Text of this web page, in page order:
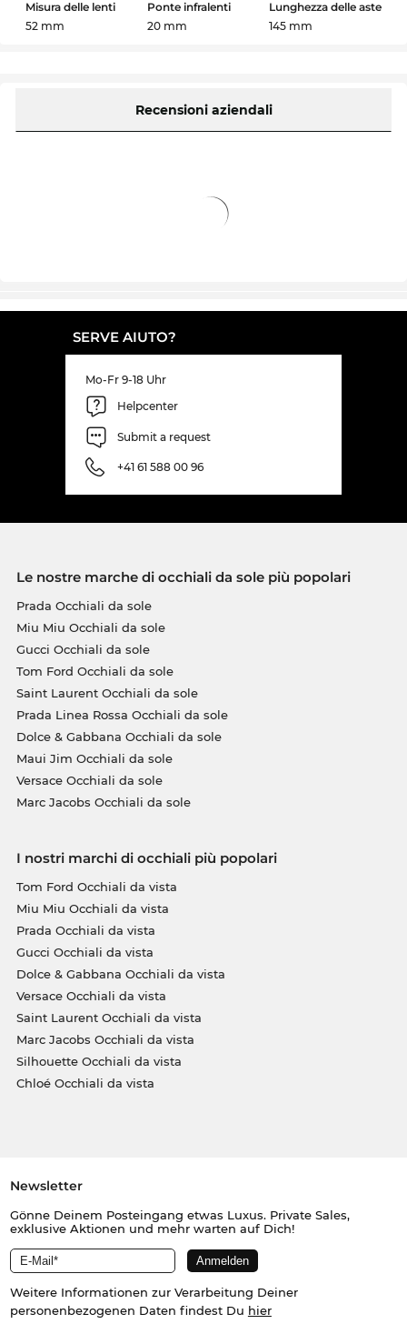
Misura delle lenti
52 mm
Ponte infralenti
20 mm
Lunghezza delle aste
145 mm
Recensioni aziendali
SERVE AIUTO?
Mo-Fr 9-18 Uhr
Helpcenter
Submit a request
+41 61 588 00 96
Le nostre marche di occhiali da sole più popolari
Prada Occhiali da sole
Miu Miu Occhiali da sole
Gucci Occhiali da sole
Tom Ford Occhiali da sole
Saint Laurent Occhiali da sole
Prada Linea Rossa Occhiali da sole
Dolce & Gabbana Occhiali da sole
Maui Jim Occhiali da sole
Versace Occhiali da sole
Marc Jacobs Occhiali da sole
I nostri marchi di occhiali più popolari
Tom Ford Occhiali da vista
Miu Miu Occhiali da vista
Prada Occhiali da vista
Gucci Occhiali da vista
Dolce & Gabbana Occhiali da vista
Versace Occhiali da vista
Saint Laurent Occhiali da vista
Marc Jacobs Occhiali da vista
Silhouette Occhiali da vista
Chloé Occhiali da vista
Newsletter
Gönne Deinem Posteingang etwas Luxus. Private Sales,
exklusive Aktionen und mehr warten auf Dich!
Weitere Informationen zur Verarbeitung Deiner
personenbezogenen Daten findest Du hier